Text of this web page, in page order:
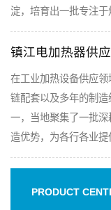
淀，培育出一批专注于
镇江电加热器供
在工业加热设备供应
链配套以及多年的制
一，当地聚集了一批
造优势，为各行各业提
PRODUCT